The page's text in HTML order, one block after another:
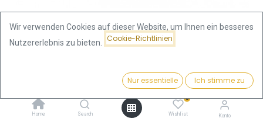
Preis:
0,39 € Kaufen
Home Search
0
Wishlist Konto
Münzkapsel 20mm
0,39€
inkl. MwSt.
Wir verwenden Cookies auf dieser Website, um Ihnen ein besseres
Nutzererlebnis zu bieten.
Cookie-Richtlinien
Nur essentielle Ich stimme zu